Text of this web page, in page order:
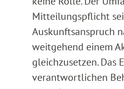
Mitteilungspflicht
Auskunftsanspruch
weitgehend einem
gleichzusetzen. Das
verantwortlichen